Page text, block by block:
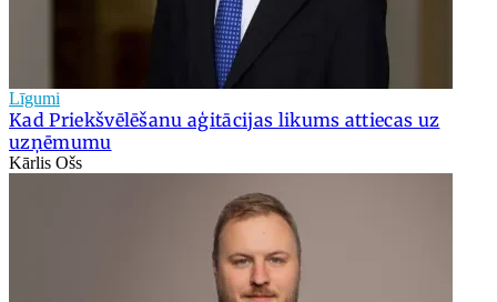
Līgumi
Kad Priekšvēlēšanu aģitācijas likums attiecas uz
uzņēmumu
Kārlis Ošs